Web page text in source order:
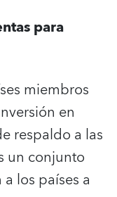
para
miembros
en
respaldo a las
un conjunto
los países a